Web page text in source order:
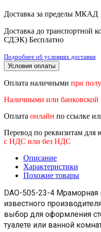
Доставка за пределы МКАД
Доставка до
СДЭК) Бесплатно
Подробнее об условиях доставки
Условия оплаты
Оплата наличными при
Наличными или банковской
Оплата онлайн по ссылке
Перевод по реквизитам для
с НДС или без НДС
Описание
Характеристики
Похожие товары
DAO-505-23-4 Мраморная
известного
выбор для оформления
туалете или ванной